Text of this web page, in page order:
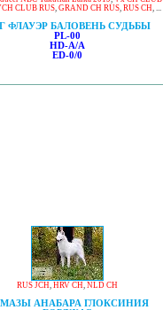
CLUB RUS, GRAND CH RUS, RUS CH, ...
ФЛАУЭР БАЛОВЕНЬ СУДЬБЫ
PL-00
HD-A/A
ED-0/0
RUS JCH, HRV CH, NLD CH
АНАБАРА ГЛОКСИНИЯ